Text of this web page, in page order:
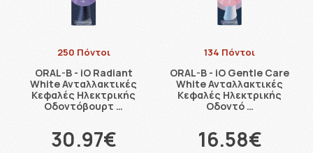
250 Πόντοι
ORAL-B - iO Radiant
White Ανταλλακτικές
Κεφαλές Ηλεκτρικής
Οδοντόβουρτ …
30.97€
134 Πόντοι
ORAL-B - iO Gentle Care
White Ανταλλακτικές
Κεφαλές Ηλεκτρικής
Οδοντό …
16.58€